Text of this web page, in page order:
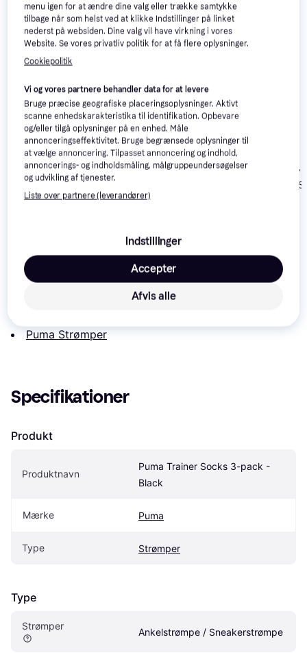
Kari Traa Stupid
Socks - Black
59 kr.
Snickers 9224 Zero-
77 kr.
Dickies Valley
Unisex Logo
Læs om produktet
Laveste pris for Puma Trainer Socks 3-pack - Black
91 kr.. Det er den bedste pris lige nu hos 1 butik.
Puma Strømper
Specifikationer
Produkt
Produktnavn
Puma Trainer Socks 3-pack -
Black
Mærke Puma
Type Strømper
Type
Strømper
Ankelstrømpe / Sneakerstrømpe
menu igen for at ændre dine valg eller trække samtykke
tilbage når som helst ved at klikke Indstillinger på linket
nederst på websiden. Dine valg vil have virkning i vores
Website. Se vores privatliv politik for at få flere oplysninger.
Cookiepolitik
Vi og vores partnere behandler data for at levere
Bruge præcise geografiske placeringsoplysninger. Aktivt
scanne enhedskarakteristika til identifikation. Opbevare
og/eller tilgå oplysninger på en enhed. Måle
annonceringseffektivitet. Bruge begrænsede oplysninger til
at vælge annoncering. Tilpasset annoncering og indhold,
annoncerings- og indholdsmåling, målgruppeundersøgelser
og udvikling af tjenester.
Liste over partnere (leverandører)
Indstillinger
Afvis alle
Accepter